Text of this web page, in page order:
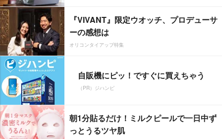
『VIVANT』限定ウオッチ、プロデューサ
ーの感想は
オリコンタイアップ特集
自販機にピッ！ですぐに買えちゃう
（PR）ジハンピ
朝1分貼るだけ！ミルクピールで一日中ず
っとうるツヤ肌